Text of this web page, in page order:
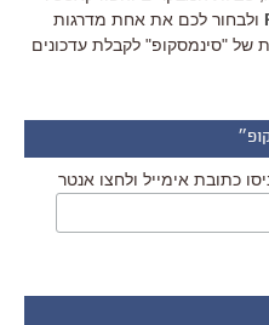
ולבחור לכם את אחת מדרגות
של "סינמסקופ" לקבלת עדכונים
כתובת אימייל ולחצו אנטר